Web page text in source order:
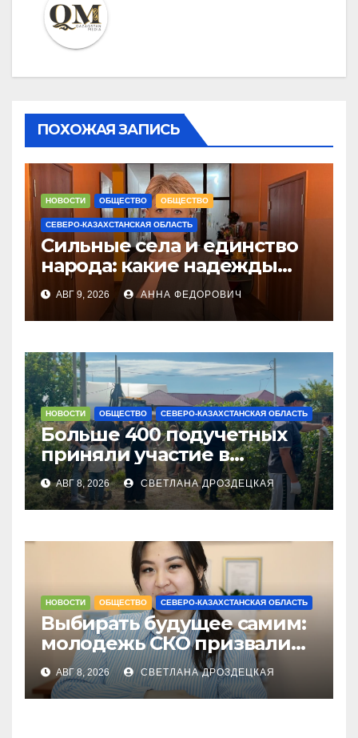
ПОХОЖАЯ ЗАПИСЬ
НОВОСТИ ОБЩЕСТВО ОБЩЕСТВО
СЕВЕРО-КАЗАХСТАНСКАЯ ОБЛАСТЬ
Сильные села и единство
народа: какие надежды
связывают с новым
Курултаем жители СКО
АВГ 9, 2026 АННА ФЕДОРОВИЧ
НОВОСТИ ОБЩЕСТВО СЕВЕРО-КАЗАХСТАНСКАЯ ОБЛАСТЬ
Больше 400 подучетных
приняли участие в
экоакции в СКО
АВГ 8, 2026 СВЕТЛАНА ДРОЗДЕЦКАЯ
НОВОСТИ ОБЩЕСТВО СЕВЕРО-КАЗАХСТАНСКАЯ ОБЛАСТЬ
Выбирать будущее самим:
молодежь СКО призвали
не оставаться в стороне 23
августа
АВГ 8, 2026 СВЕТЛАНА ДРОЗДЕЦКАЯ